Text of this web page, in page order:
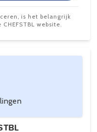
is het belangrijk
website.